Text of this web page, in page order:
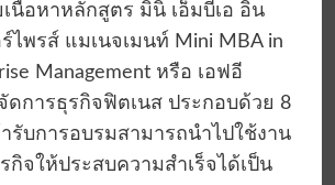
นื้อหาหลักสูตร มินิ เอ็มบีเอ อิน
ไพรส์ แมเนจเมนท์ Mini MBA in
Management หรือ เอฟอี
ดการธุรกิจฟิตเนส ประกอบด้วย 8
รับการอบรมสามารถนำไปใช้งาน
กิจให้ประสบความสำเร็จได้เป็น